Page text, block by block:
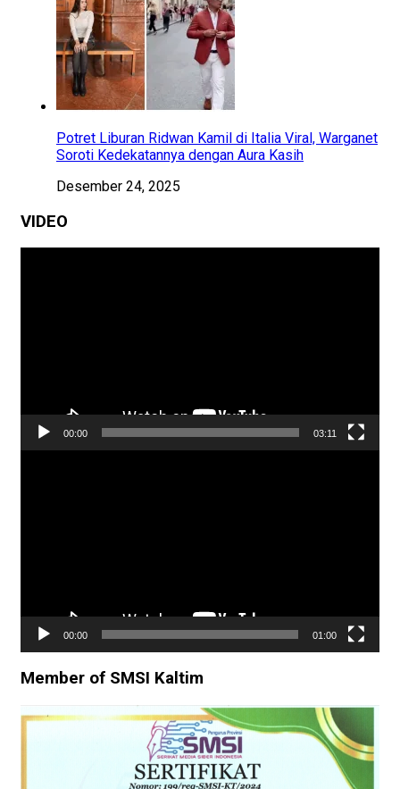
Potret Liburan Ridwan Kamil di Italia Viral, Warganet
Soroti Kedekatannya dengan Aura Kasih
Desember 24, 2025
VIDEO
00:00 03:11
00:00 01:00
Member of SMSI Kaltim